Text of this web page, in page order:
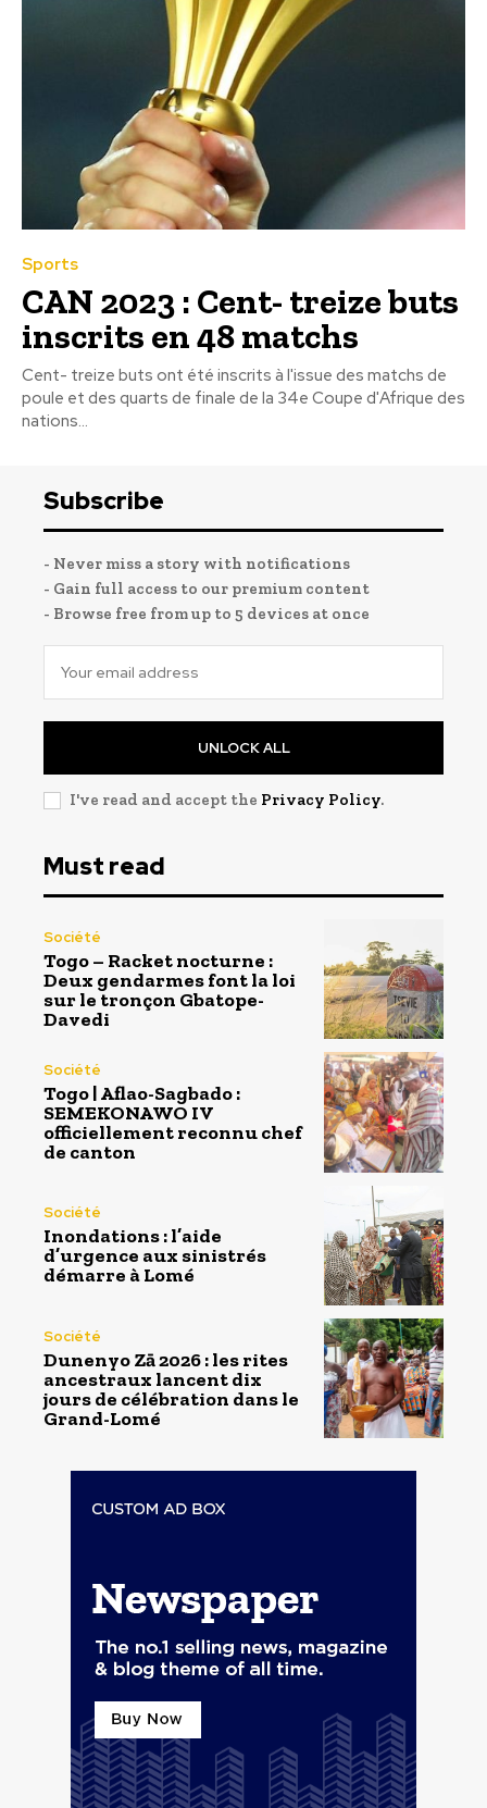
Sports
CAN 2023 : Cent- treize buts
inscrits en 48 matchs
Cent- treize buts ont été inscrits à l'issue des matchs de
poule et des quarts de finale de la 34e Coupe d'Afrique des
nations...
Subscribe
- Never miss a story with notifications
- Gain full access to our premium content
- Browse free from up to 5 devices at once
UNLOCK ALL
I've read and accept the Privacy Policy.
Must read
Société
Togo – Racket nocturne :
Deux gendarmes font la loi
sur le tronçon Gbatope-
Davedi
Société
Togo | Aflao-Sagbado :
SEMEKONAWO IV
officiellement reconnu chef
de canton
Société
Inondations : l’aide
d’urgence aux sinistrés
démarre à Lomé
Société
Dunenyo Zā 2026 : les rites
ancestraux lancent dix
jours de célébration dans le
Grand-Lomé